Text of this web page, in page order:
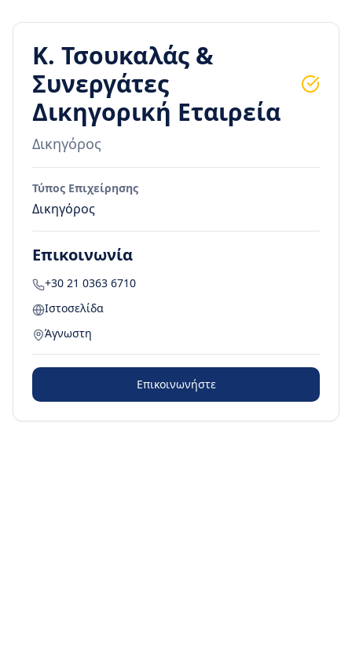
Κ. Τσουκαλάς &
Συνεργάτες
Δικηγορική Εταιρεία
Δικηγόρος
Τύπος Επιχείρησης
Δικηγόρος
Επικοινωνία
+30 21 0363 6710
Ιστοσελίδα
Άγνωστη
Επικοινωνήστε